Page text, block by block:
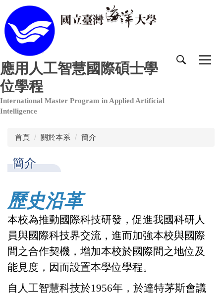
到
主
要
內
容
區
應用人工智慧國際碩士學
位學程
International Master Program in Applied Artificial
Intelligence
首頁 關於本系 簡介
簡介
歷史沿革
本校為推動國際科技研發，促進我國科研人
員與國際科技界交流，進而加強本校與國際
間之合作契機，增加本校於國際間之地位及
能見度，因而設置本學位學程。
自 人工智慧科技於1956年，於達特茅斯會議